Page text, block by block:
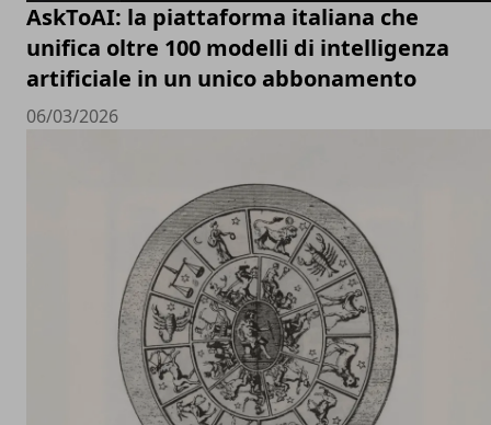
AskToAI: la piattaforma italiana che
unifica oltre 100 modelli di intelligenza
artificiale in un unico abbonamento
06/03/2026